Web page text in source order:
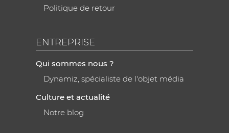
Politique de retour
ENTREPRISE
Qui sommes nous ?
Dynamiz, spécialiste de l'objet média
Culture et actualité
Notre blog